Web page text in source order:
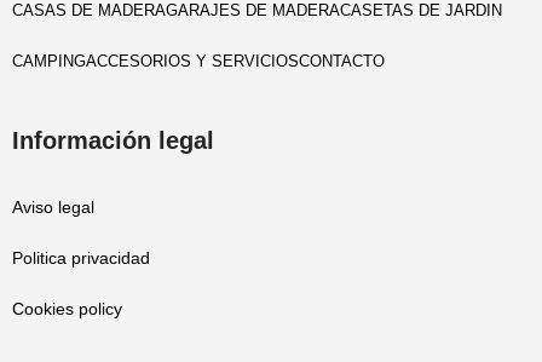
CASAS DE MADERAGARAJES DE MADERACASETAS DE JARDIN
CAMPINGACCESORIOS Y SERVICIOSCONTACTO
Información legal
Aviso legal
Politica privacidad
Cookies policy